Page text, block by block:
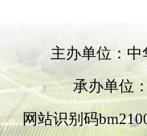
主办单位：
承办单位
网站识别码